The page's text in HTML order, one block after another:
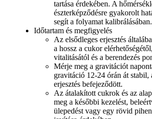
tartása érdekében. A
észterképződésre gyakorolt
segít a folyamat kalibrálásában.
Időtartam és megfigyelés
Az elsődleges erjesztés
a hossz a cukor
vitalitásától és a berendezés
Mérje meg a gravitációt
gravitáció 12-24 órán át stabil,
erjesztés befejeződött.
Az átalakított cukrok és az
meg a későbbi kezelést,
ülepedést vagy egy rövid